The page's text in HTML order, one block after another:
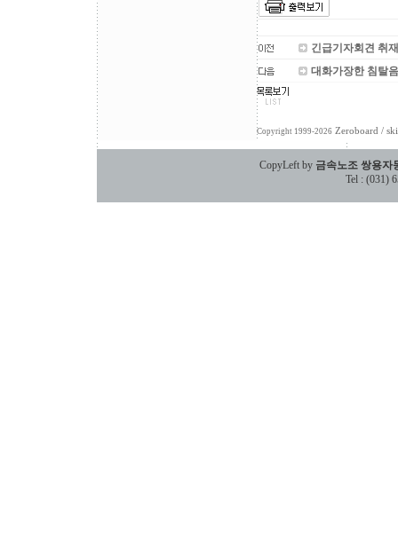
긴급기자회견 취
대화가장한 침탈
Copyright 1999-2026 Zeroboard /
CopyLeft by 금속노조 쌍용자
Tel : (031)